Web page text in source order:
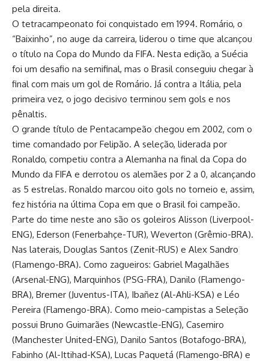
pela direita.
O tetracampeonato foi conquistado em 1994. Romário, o
“Baixinho”, no auge da carreira, liderou o time que alcançou
o título na Copa do Mundo da FIFA. Nesta edição, a Suécia
foi um desafio na semifinal, mas o Brasil conseguiu chegar à
final com mais um gol de Romário. Já contra a Itália, pela
primeira vez, o jogo decisivo terminou sem gols e nos
pênaltis.
O grande título de Pentacampeão chegou em 2002, com o
time comandado por Felipão. A seleção, liderada por
Ronaldo, competiu contra a Alemanha na final da Copa do
Mundo da FIFA e derrotou os alemães por 2 a 0, alcançando
as 5 estrelas. Ronaldo marcou oito gols no torneio e, assim,
fez história na última Copa em que o Brasil foi campeão.
Parte do time neste ano são os goleiros Alisson (Liverpool-
ENG), Ederson (Fenerbahçe-TUR), Weverton (Grêmio-BRA).
Nas laterais, Douglas Santos (Zenit-RUS) e Alex Sandro
(Flamengo-BRA). Como zagueiros: Gabriel Magalhães
(Arsenal-ENG), Marquinhos (PSG-FRA), Danilo (Flamengo-
BRA), Bremer (Juventus-ITA), Ibañez (Al-Ahli-KSA) e Léo
Pereira (Flamengo-BRA). Como meio-campistas a Seleção
possui Bruno Guimarães (Newcastle-ENG), Casemiro
(Manchester United-ENG), Danilo Santos (Botafogo-BRA),
Fabinho (Al-Ittihad-KSA), Lucas Paquetá (Flamengo-BRA) e